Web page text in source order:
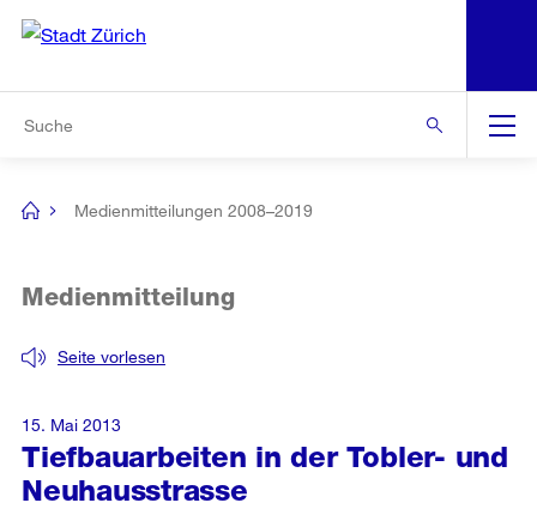
Navigation
[no
Medienmitteilungen 2008–2019
Tiefbauarbeiten in der Tobler- und
Neuhausstrasse
Seite vorlesen
Medienmitteilung
15. Mai 2013